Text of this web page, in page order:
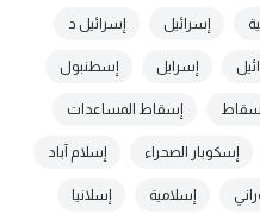
إسرائيل إسرائيل د
إسرايل إسطنبول
إسقاط إسقاط المساعدات
إسكوبار الصحراء إسلام آباد
إسلامية إسلانيا